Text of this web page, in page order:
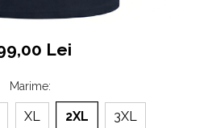
Lei
Marime:
XL 2XL 3XL